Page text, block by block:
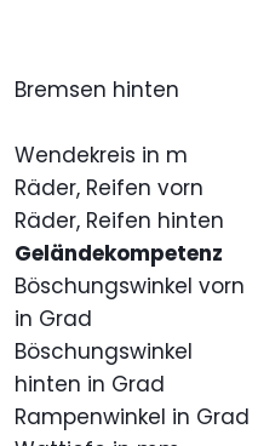
Bremsen hinten
Wendekreis in m
Räder, Reifen vorn
Räder, Reifen hinten
Geländekompetenz
Böschungswinkel vorn
in Grad
Böschungswinkel
hinten in Grad
Rampenwinkel in Grad